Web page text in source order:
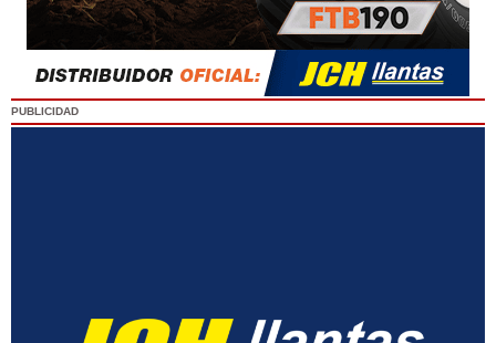
PUBLICIDAD